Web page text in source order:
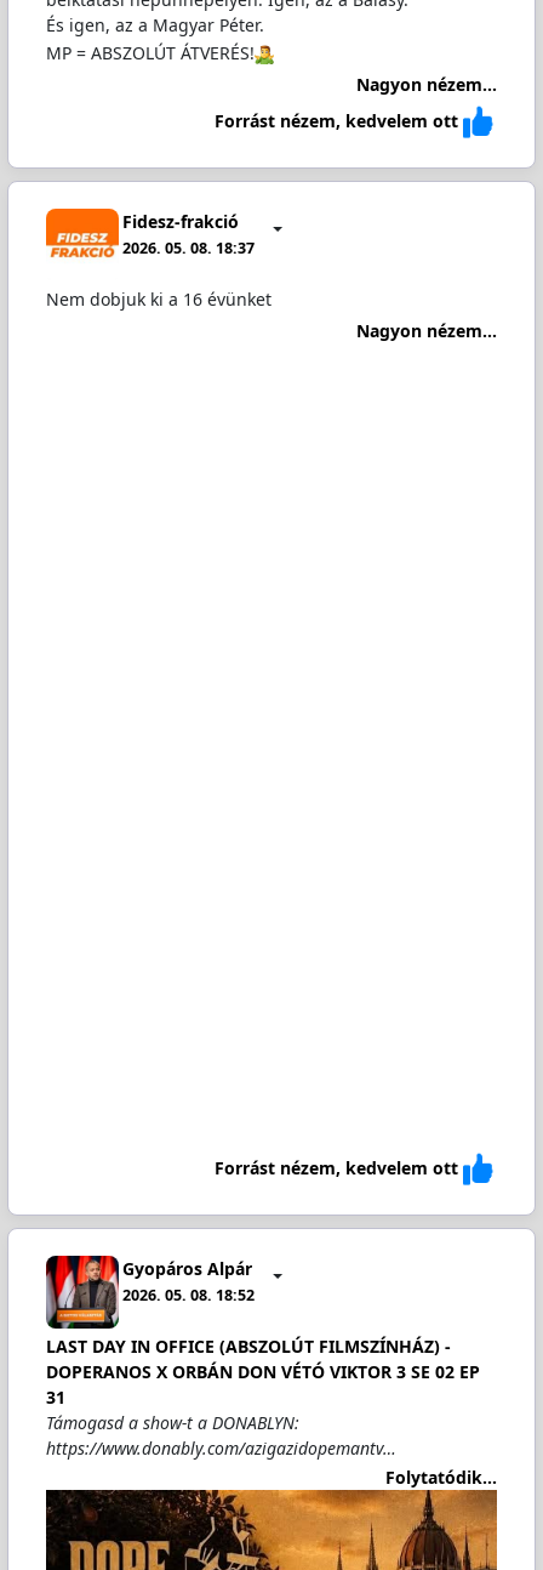
És igen, az a Magyar Péter.
MP = ABSZOLÚT ÁTVERÉS!
Nagyon nézem...
Forrást nézem, kedvelem ott
Fidesz-frakció
2026. 05. 08. 18:37
Nem dobjuk ki a 16 évünket
Nagyon nézem...
Forrást nézem, kedvelem ott
Gyopáros Alpár
2026. 05. 08. 18:52
LAST DAY IN OFFICE (ABSZOLÚT FILMSZÍNHÁZ) -
DOPERANOS X ORBÁN DON VÉTÓ VIKTOR 3 SE 02 EP
31
Támogasd a show-t a DONABLYN:
https://www.donably.com/azigazidopemantv…
Folytatódik...